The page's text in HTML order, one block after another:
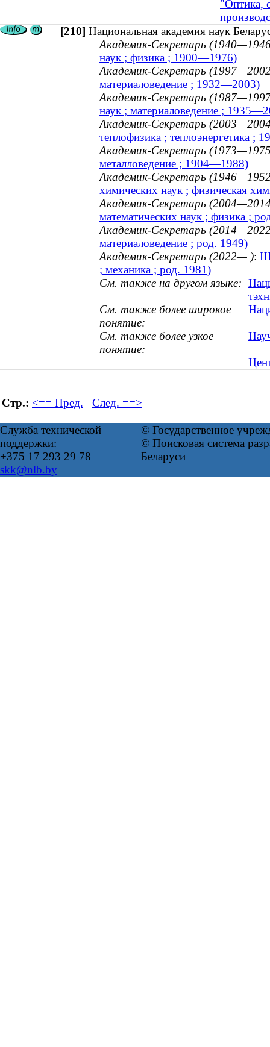
"Оптика,
[210] Национальная академия наук
Академик-Секретарь
наук ; физика ; 1900—1976)
Академик-Секретарь
материаловедение ; 1932—2003)
Академик-Секретарь
наук ; материаловедение ;
Академик-Секретарь
теплофизика ; теплоэнергетика ;
Академик-Секретарь
металловедение ; 1904—1988)
Академик-Секретарь
химических наук ; физическая
Академик-Секретарь
математических наук ; физика ;
Академик-Секретарь
материаловедение ; род. 1949)
Академик-Секретарь (2022— ):
; механика ; род. 1981)
См. также на другом языке:
См. также более широкое
понятие:
См. также более узкое
понятие:
Стр.: <== Пред. След. ==>
Служба технической
поддержки:
+375 17 293 29 78
skk@nlb.by
© Государственное
© Поисковая система
Беларуси